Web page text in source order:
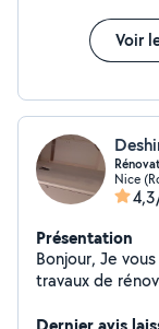
Voir
Nice
Présentation
Bonjour, Je
travaux de